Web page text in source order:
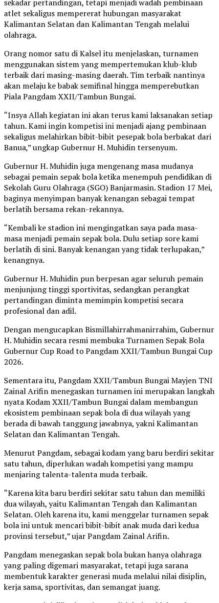
sekadar pertandingan, tetapi menjadi wadah pembinaan
atlet sekaligus mempererat hubungan masyarakat
Kalimantan Selatan dan Kalimantan Tengah melalui
olahraga.
Orang nomor satu di Kalsel itu menjelaskan, turnamen
menggunakan sistem yang mempertemukan klub-klub
terbaik dari masing-masing daerah. Tim terbaik nantinya
akan melaju ke babak semifinal hingga memperebutkan
Piala Pangdam XXII/Tambun Bungai.
“Insya Allah kegiatan ini akan terus kami laksanakan setiap
tahun. Kami ingin kompetisi ini menjadi ajang pembinaan
sekaligus melahirkan bibit-bibit pesepak bola berbakat dari
Banua,” ungkap Gubernur H. Muhidin tersenyum.
Gubernur H. Muhidin juga mengenang masa mudanya
sebagai pemain sepak bola ketika menempuh pendidikan di
Sekolah Guru Olahraga (SGO) Banjarmasin. Stadion 17 Mei,
baginya menyimpan banyak kenangan sebagai tempat
berlatih bersama rekan-rekannya.
“Kembali ke stadion ini mengingatkan saya pada masa-
masa menjadi pemain sepak bola. Dulu setiap sore kami
berlatih di sini. Banyak kenangan yang tidak terlupakan,”
kenangnya.
Gubernur H. Muhidin pun berpesan agar seluruh pemain
menjunjung tinggi sportivitas, sedangkan perangkat
pertandingan diminta memimpin kompetisi secara
profesional dan adil.
Dengan mengucapkan Bismillahirrahmanirrahim, Gubernur
H. Muhidin secara resmi membuka Turnamen Sepak Bola
Gubernur Cup Road to Pangdam XXII/Tambun Bungai Cup
2026.
Sementara itu, Pangdam XXII/Tambun Bungai Mayjen TNI
Zainal Arifin menegaskan turnamen ini merupakan langkah
nyata Kodam XXII/Tambun Bungai dalam membangun
ekosistem pembinaan sepak bola di dua wilayah yang
berada di bawah tanggung jawabnya, yakni Kalimantan
Selatan dan Kalimantan Tengah.
Menurut Pangdam, sebagai kodam yang baru berdiri sekitar
satu tahun, diperlukan wadah kompetisi yang mampu
menjaring talenta-talenta muda terbaik.
“Karena kita baru berdiri sekitar satu tahun dan memiliki
dua wilayah, yaitu Kalimantan Tengah dan Kalimantan
Selatan. Oleh karena itu, kami menggelar turnamen sepak
bola ini untuk mencari bibit-bibit anak muda dari kedua
provinsi tersebut,” ujar Pangdam Zainal Arifin.
Pangdam menegaskan sepak bola bukan hanya olahraga
yang paling digemari masyarakat, tetapi juga sarana
membentuk karakter generasi muda melalui nilai disiplin,
kerja sama, sportivitas, dan semangat juang.